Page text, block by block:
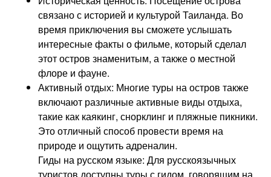
связано с историей и культурой Таиланда. Во
время приключения вы сможете услышать
интересные факты о фильме, который сделал
этот остров знаменитым, а также о местной
флоре и фауне.
Активный отдых: Многие туры на остров также
включают различные активные виды отдыха,
такие как каякинг, снорклинг и пляжные пикники.
Это отличный способ провести время на
природе и ощутить адреналин.
Гиды на русском языке: Для русскоязычных
туристов доступны туры с гидом, говорящим на